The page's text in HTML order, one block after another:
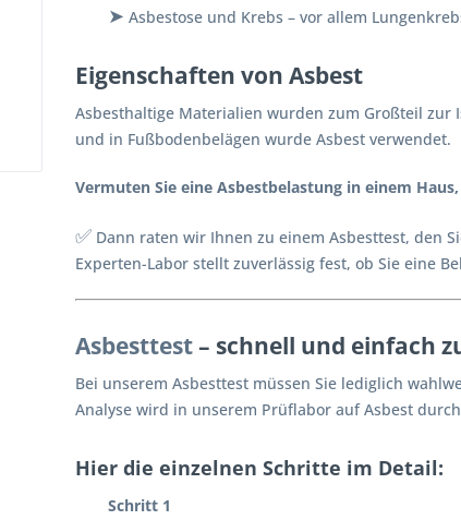
➤ Asbestose und Krebs – vor allem
Eigenschaften von Asbest
Asbesthaltige Materialien wurden zum Großteil zur
und in Fußbodenbelägen wurde Asbest verwendet.
Vermuten Sie eine Asbestbelastung in einem
✅ Dann raten wir Ihnen zu einem Asbesttest, den
Experten-Labor stellt zuverlässig fest, ob Sie eine
Asbesttest– schnell und einfach
Bei unserem Asbesttest müssen Sie lediglich
Analyse wird in unserem Prüflabor auf Asbest
Hier die einzelnen Schritte im Detail:
Schritt 1